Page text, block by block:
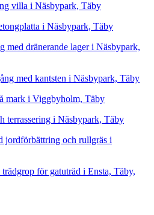
villa i Näsbypark, Täby
i Näsbypark, Täby
med dränerande lager i Näsbypark,
med kantsten i Näsbypark, Täby
mark i Viggbyholm, Täby
terrassering i Näsbypark, Täby
jordförbättring och rullgräs i
för gatuträd i Ensta, Täby,